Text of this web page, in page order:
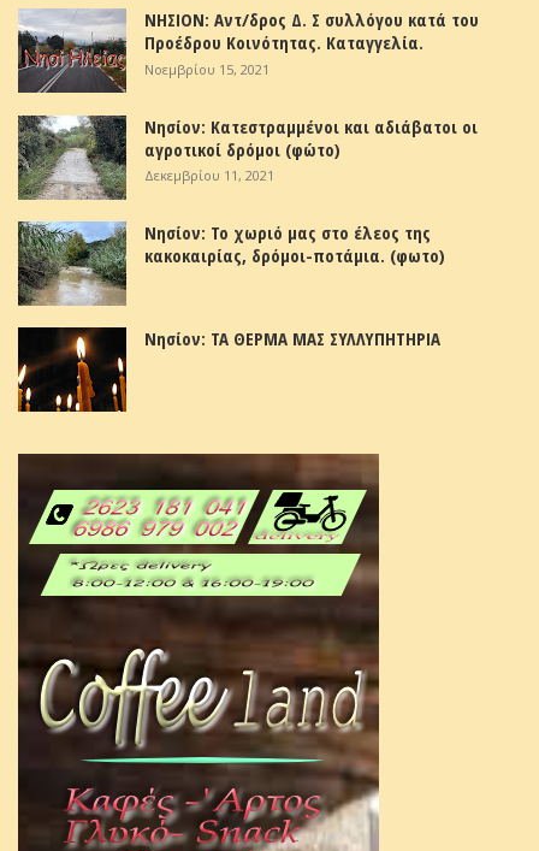
ΝΗΣΙΟΝ: Αντ/δρος Δ. Σ συλλόγου κατά του
Προέδρου Κοινότητας. Καταγγελία.
Νοεμβρίου 15, 2021
Νησίον: Κατεστραμμένοι και αδιάβατοι οι
αγροτικοί δρόμοι (φώτο)
Δεκεμβρίου 11, 2021
Νησίον: Το χωριό μας στο έλεος της
κακοκαιρίας, δρόμοι-ποτάμια. (φωτο)
Νησίον: ΤΑ ΘΕΡΜΑ ΜΑΣ ΣΥΛΛΥΠΗΤΗΡΙΑ